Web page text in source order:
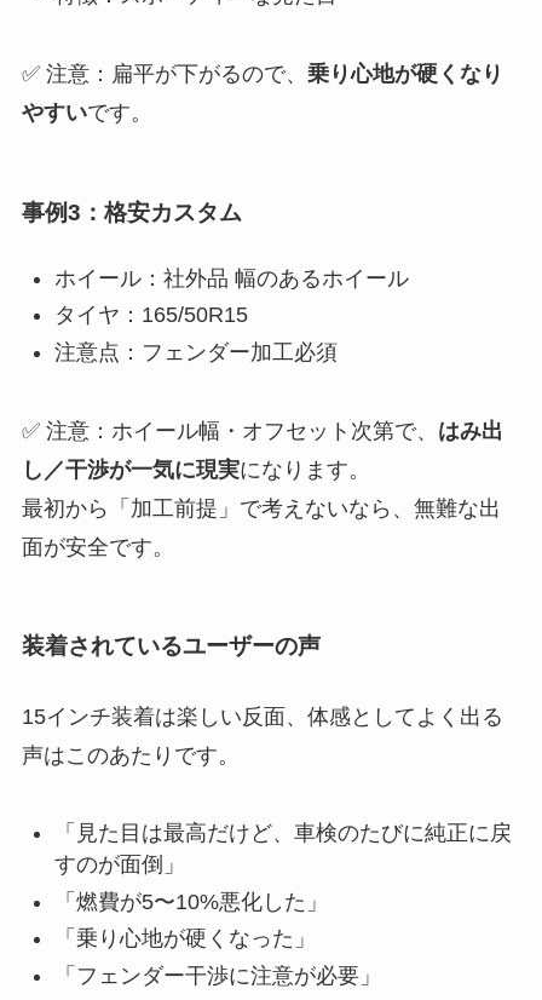
✅ 注意：扁平が下がるので、 乗り心地が硬くなり
やすいです。
事例3：格安カスタム
ホイール：社外品 幅のあるホイール
タイヤ：165/50R15
注意点：フェンダー加工必須
✅ 注意：ホイール幅・オフセット次第で、 はみ出
し／干渉が一気に現実になります。
最初から「加工前提」で考えないなら、無難な出
面が安全です。
装着されているユーザーの声
15インチ装着は楽しい反面、体感としてよく出る
声はこのあたりです。
「見た目は最高だけど、車検のたびに純正に戻
すのが面倒」
「燃費が5〜10%悪化した」
「乗り心地が硬くなった」
「フェンダー干渉に注意が必要」